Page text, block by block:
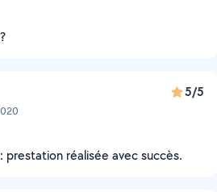
5/5
prestation réalisée avec succès.